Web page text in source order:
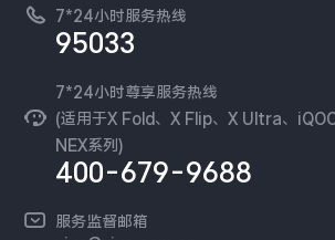
环保回收
安全公告
服务隐私政策
Log还原LUTs下载
vivo 办公套件
廉正合规
国补营业执照
无线电发射设备销售备案
新闻资讯
可持续发展
vivo 蔡司影像
开发者社区
7*24小时服务热线
95033
7*24小时尊享服务热线
(适用于X Fold、X Flip、X Ultra、
NEX系列)
400-679-9688
服务监督邮箱